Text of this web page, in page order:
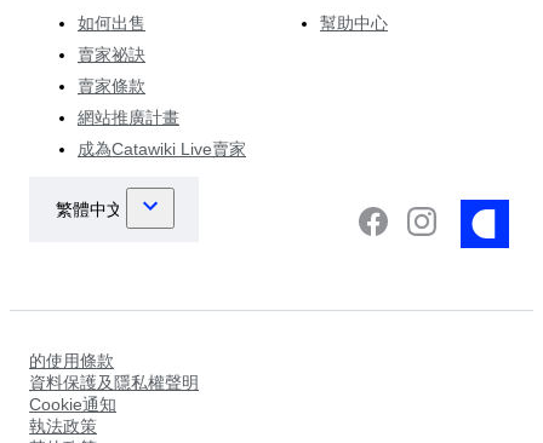
如何出售
賣家祕訣
賣家條款
網站推廣計畫
成為Catawiki Live賣家
幫助中心
的使用條款
資料保護及隱私權聲明
Cookie通知
執法政策